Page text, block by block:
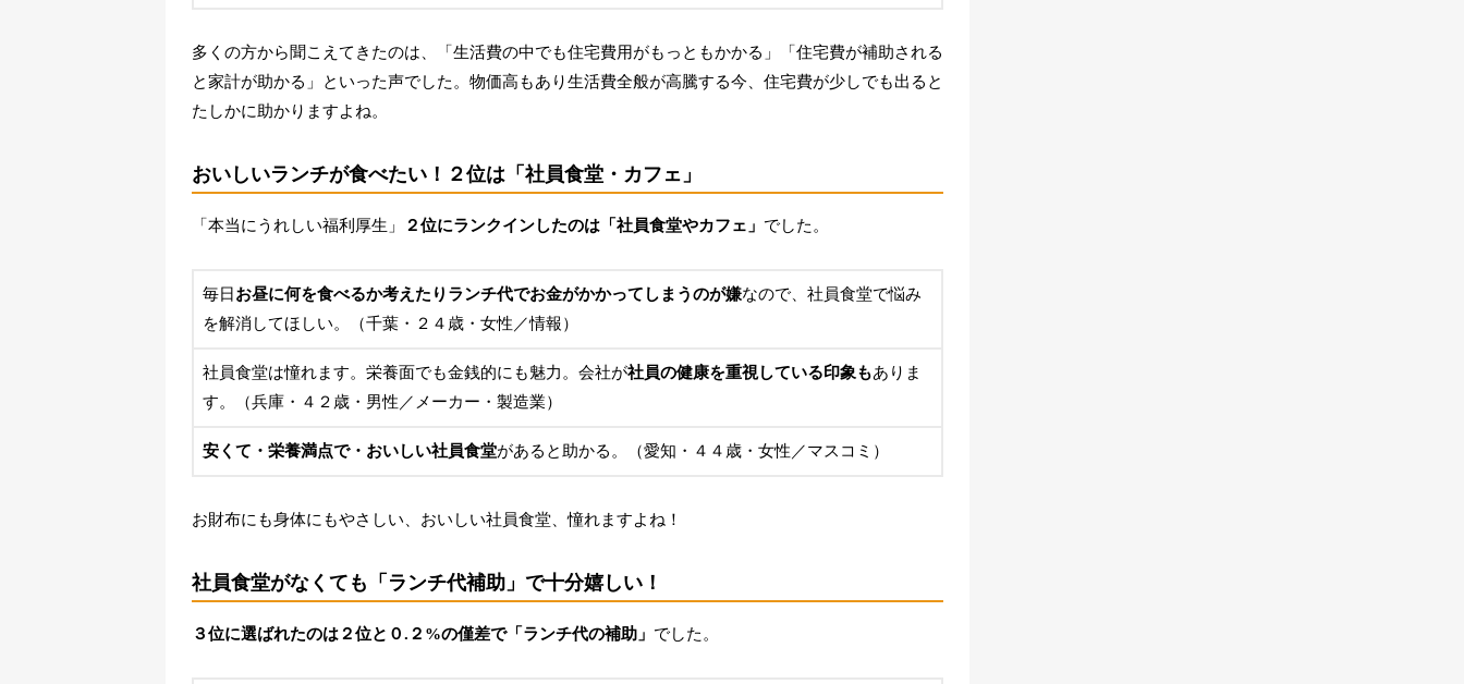
多くの方から聞こえてきたのは、「生活費の中でも住宅費用がもっともかかる」「住宅費が補助される
と家計が助かる」といった声でした。物価高もあり生活費全般が高騰する今、住宅費が少しでも出ると
たしかに助かりますよね。
おいしいランチが食べたい！２位は「社員食堂・カフェ」
「本当にうれしい福利厚生」 ２位にランクインしたのは「社員食堂やカフェ」 でした。
毎日 お昼に何を食べるか考えたりランチ代でお金がかかってしまうのが嫌なので、社員食堂で悩み
を解消してほしい。（千葉・２４歳・女性／情報）
社員食堂は憧れます。栄養面でも金銭的にも魅力。会社が社員の健康を重視している印象もありま
す。（兵庫・４２歳・男性／メーカー・製造業）
安くて・栄養満点で・おいしい社員食堂があると助かる。（愛知・４４歳・女性／マスコミ）
お財布にも身体にもやさしい、おいしい社員食堂、憧れますよね！
社員食堂がなくても「ランチ代補助」で十分嬉しい！
３位に選ばれたのは２位と０.２%の僅差で「ランチ代の補助」 でした。